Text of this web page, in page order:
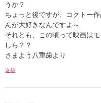
うか？
ちょっと後ですが、コクトー
んが大好きなんですよ～
それとも、この頃って映画は
しら？？
さまよう八重歯より
返信